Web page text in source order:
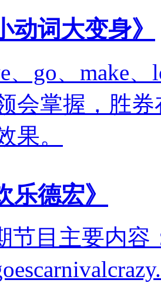
动词大变身》
、go、make
会掌握，胜
果。
乐德宏》
节目主要内容